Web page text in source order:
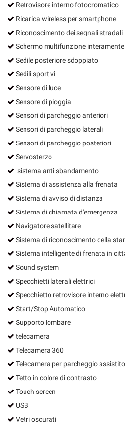
Retrovisore interno fotocromatico
Ricarica wireless per smartphone
Riconoscimento dei segnali stradali
Schermo multifunzione
Sedile posteriore sdoppiato
Sedili sportivi
Sensore di luce
Sensore di pioggia
Sensori di parcheggio anteriori
Sensori di parcheggio laterali
Sensori di parcheggio posteriori
Servosterzo
sistema anti sbandamento
Sistema di assistenza alla frenata
Sistema di avviso di distanza
Sistema di chiamata d'emergenza
Navigatore satellitare
Sistema di riconoscimento della
Sistema intelligente di frenata in
Sound system
Specchietti laterali elettrici
Specchietto retrovisore interno
Start/Stop Automatico
Supporto lombare
telecamera
Telecamera 360
Telecamera per parcheggio assistito
Tetto in colore di contrasto
Touch screen
USB
Vetri oscurati